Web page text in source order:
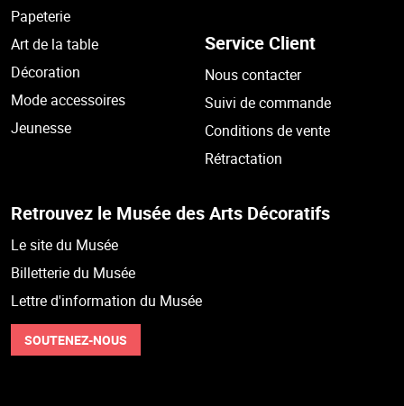
Papeterie
Art de la table
Décoration
Mode accessoires
Jeunesse
Service Client
Nous contacter
Suivi de commande
Conditions de vente
Rétractation
Retrouvez le Musée des Arts Décoratifs
Le site du Musée
Billetterie du Musée
Lettre d'information du Musée
SOUTENEZ-NOUS